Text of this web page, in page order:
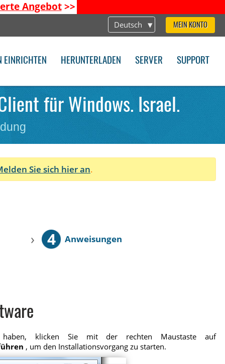
Angebot>>
Deutsch MEIN KONTO
EINRICHTEN HERUNTERLADEN SERVER SUPPORT
für Windows. Israel.
Sie sich hier an.
› 4 Anweisungen
klicken Sie mit der rechten Maustaste auf
, um den Installationsvorgang zu starten.